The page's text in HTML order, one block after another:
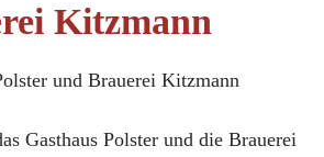
Kitzmann
und Brauerei Kitzmann
Gasthaus Polster und die Brauerei